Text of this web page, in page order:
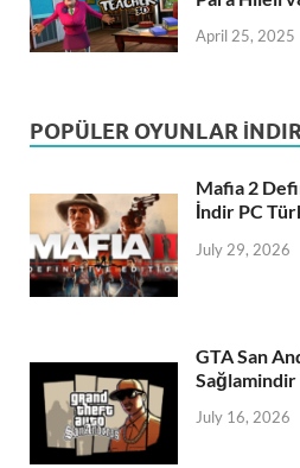
April 25, 2025
POPÜLER OYUNLAR
Mafia 2
İndir PC
July 29, 2026
GTA San
Sağlamindir
July 16, 2026